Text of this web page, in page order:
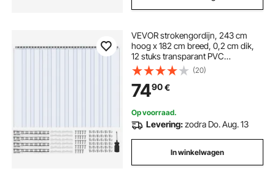
VEVOR strokengordijn, 243 cm
hoog x 182 cm breed, 0,2 cm dik,
12 stuks transparant PVC
strokengordijn, vriezergordijn,
kunststof deurstrip voor
inloopvriezers, koelkasten en
opslagdeuren, met 50%
overlapping
(20)
7490€
Op voorraad.
Levering:zodra Do. Aug. 13
In winkelwagen